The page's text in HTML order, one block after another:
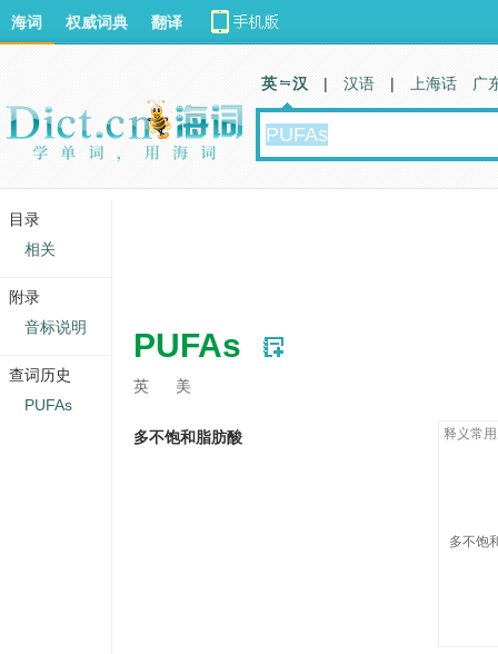
PUFAs
英 美
多不饱和脂肪酸 释义常
多不饱
海词 权威词典 翻译
英 汉 | 汉语 | 上海话 广
目录
相关
附录
音标说明
查词历史
PUFAs